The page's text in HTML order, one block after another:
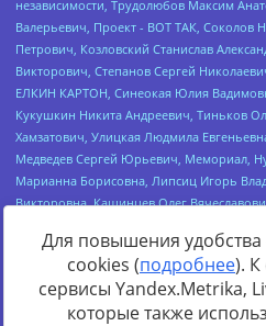
Источник:https://
inostrannyih-agentov-22-03-
Для повышения
cookies (подробнее).
сервисы Yandex.Metrika,
которые также